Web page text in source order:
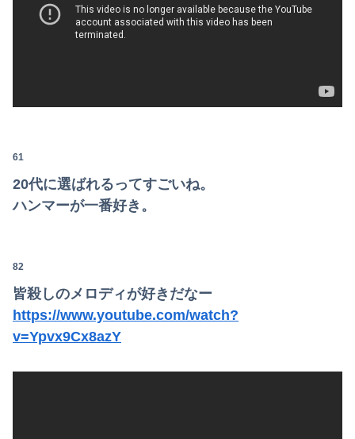
61
20代に選ばれるってすごいね。
ハンマーが一番好き。
82
皆殺しのメロディが好きだなー
https://www.youtube.com/watch?
v=Ypvx9Cx8azY